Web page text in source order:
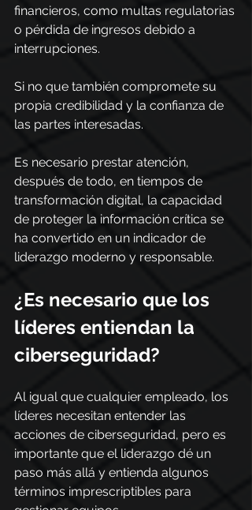
financieros, como multas regulatorias
o pérdida de ingresos debido a
interrupciones.
Si no que también compromete su
propia credibilidad y la confianza de
las partes interesadas.
Es necesario prestar atención,
después de todo, en tiempos de
transformación digital, la capacidad
de proteger la información crítica se
ha convertido en un indicador de
liderazgo moderno y responsable.
¿Es necesario que los
líderes entiendan la
ciberseguridad?
Al igual que cualquier empleado, los
líderes necesitan entender las
acciones de ciberseguridad, pero es
importante que el liderazgo dé un
paso más allá y entienda algunos
términos imprescriptibles para